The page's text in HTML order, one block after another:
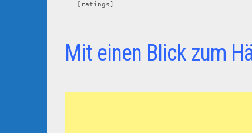
[ratings]
Mit einen Blick zum